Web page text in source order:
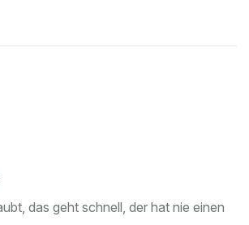
das geht schnell, der hat nie einen